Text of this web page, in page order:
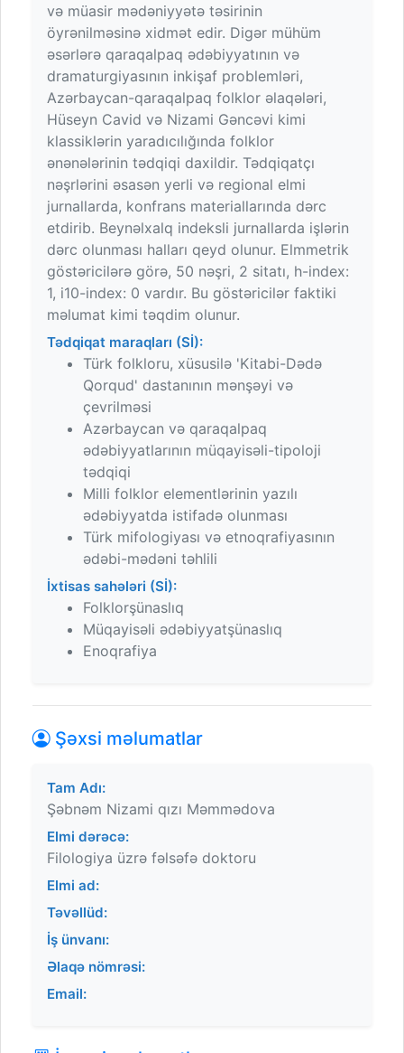
və müasir mədəniyyətə təsirinin
öyrənilməsinə xidmət edir. Digər mühüm
əsərlərə qaraqalpaq ədəbiyyatının və
dramaturgiyasının inkişaf problemləri,
Azərbaycan-qaraqalpaq folklor əlaqələri,
Hüseyn Cavid və Nizami Gəncəvi kimi
klassiklərin yaradıcılığında folklor
ənənələrinin tədqiqi daxildir. Tədqiqatçı
nəşrlərini əsasən yerli və regional elmi
jurnallarda, konfrans materiallarında dərc
etdirib. Beynəlxalq indeksli jurnallarda işlərin
dərc olunması halları qeyd olunur. Elmmetrik
göstəricilərə görə, 50 nəşri, 2 sitatı, h-index:
1, i10-index: 0 vardır. Bu göstəricilər faktiki
məlumat kimi təqdim olunur.
Tədqiqat maraqları (Sİ):
Türk folkloru, xüsusilə 'Kitabi-Dədə
Qorqud' dastanının mənşəyi və
çevrilməsi
Azərbaycan və qaraqalpaq
ədəbiyyatlarının müqayisəli-tipoloji
tədqiqi
Milli folklor elementlərinin yazılı
ədəbiyyatda istifadə olunması
Türk mifologiyası və etnoqrafiyasının
ədəbi-mədəni təhlili
İxtisas sahələri (Sİ):
Folklorşünaslıq
Müqayisəli ədəbiyyatşünaslıq
Enoqrafiya
Şəxsi məlumatlar
Tam Adı:
Şəbnəm Nizami qızı Məmmədova
Elmi dərəcə:
Filologiya üzrə fəlsəfə doktoru
Elmi ad:
Təvəllüd:
İş ünvanı:
Əlaqə nömrəsi:
Email: